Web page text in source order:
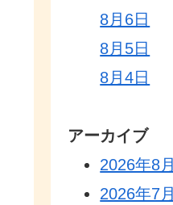
8月6日
8月5日
8月4日
アーカイブ
2026年8月
2026年7月